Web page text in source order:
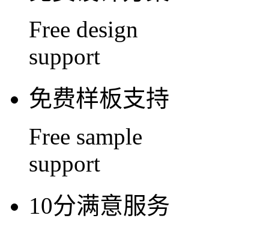
Free design
support
免费样板支持
Free sample
support
10分满意服务